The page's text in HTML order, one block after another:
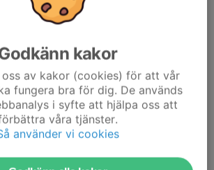
kakor
oss av kakor (cookies) för att vår
fungera bra för dig. De används
i syfte att hjälpa oss att
våra tjänster.
använder vi cookies